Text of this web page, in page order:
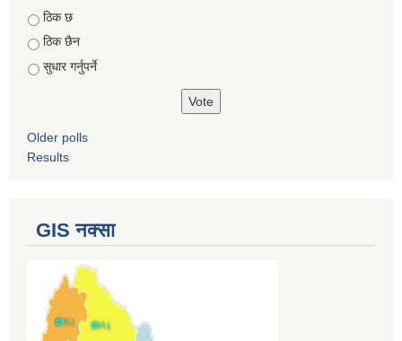
Choices
ठिक छ
ठिक छैन
सुधार गर्नुपर्ने
Older polls
Results
GIS नक्सा